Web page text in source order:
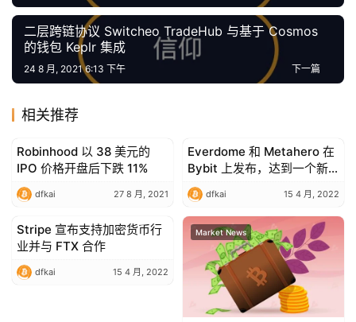
具
推
荐
二层跨链协议 Switcheo TradeHub 与基于 Cosmos
的钱包 Keplr 集成
下一篇
24 8 月, 2021 6:13 下午
相关推荐
Market News
Robinhood 以 38 美元的
IPO 价格开盘后下跌 11%
dfkai 27 8 月, 2021
Market News
Everdome 和 Metahero 在
Bybit 上发布，达到一个新
的里程碑
dfkai 15 4 月, 2022
Market News
Stripe 宣布支持加密货币行
业并与 FTX 合作
dfkai 15 4 月, 2022
Market News